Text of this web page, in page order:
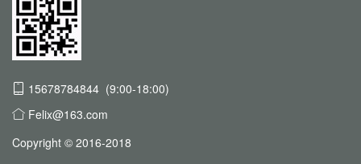
15678784844 (9:00-18:00)
Felix@163.com
Copyright © 2016-2018